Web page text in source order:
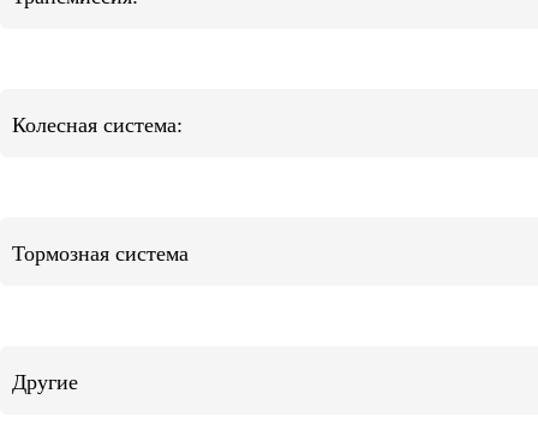
Колесная система:
Тормозная система
Другие